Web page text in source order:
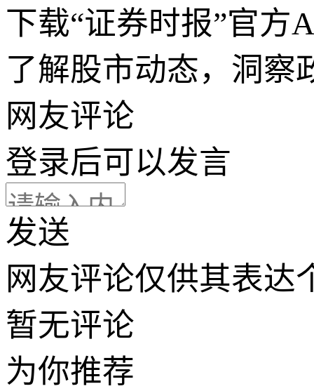
下载“证券时报”官方
了解股市动态，洞察
网友评论
登录后可以发言
发送
网友评论仅供其表达
暂无评论
为你推荐